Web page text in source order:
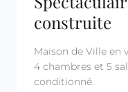
construite
Maison de Ville en
4 chambres et 5
conditionné.